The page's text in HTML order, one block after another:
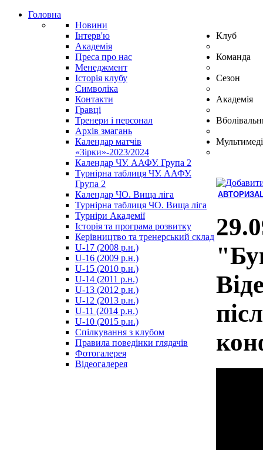
Головна
Новини
Інтерв'ю
Академія
Преса про нас
Клуб
Менеджмент
Історія клубу
Символіка
Контакти
Команда
Гравці
Тренери і персонал
Архів змагань
Сезон
Календар матчів
«Зірки»-2023/2024
Календар ЧУ. ААФУ. Група 2
Турнірна таблиця ЧУ. ААФУ.
Група 2
Календар ЧО. Вища ліга
Турнірна таблиця ЧО. Вища ліга
Академія
Турніри Академії
Історія та програма розвитку
Керівництво та тренерський склад
U-17 (2008 р.н.)
U-16 (2009 р.н.)
U-15 (2010 р.н.)
U-14 (2011 р.н.)
U-13 (2012 р.н.)
U-12 (2013 р.н.)
U-11 (2014 р.н.)
U-10 (2015 р.н.)
Спілкування з клубом
Правила поведінки глядачів
Фотогалерея
Відеогалерея